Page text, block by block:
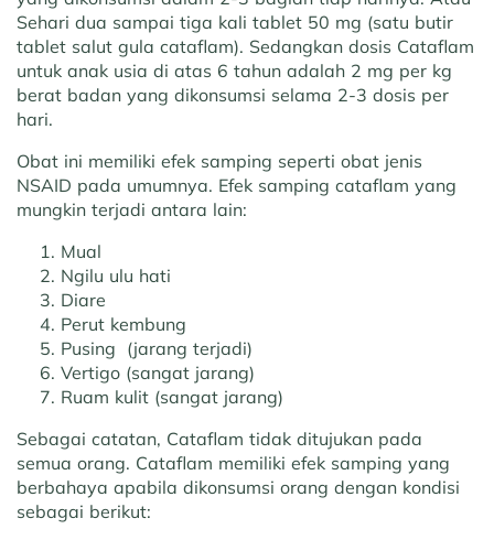
Sehari dua sampai tiga kali tablet 50 mg (satu butir
tablet salut gula cataflam). Sedangkan dosis Cataflam
untuk anak usia di atas 6 tahun adalah 2 mg per kg
berat badan yang dikonsumsi selama 2-3 dosis per
hari.
Obat ini memiliki efek samping seperti obat jenis
NSAID pada umumnya. Efek samping cataflam yang
mungkin terjadi antara lain:
Mual
Ngilu ulu hati
Diare
Perut kembung
Pusing (jarang terjadi)
Vertigo (sangat jarang)
Ruam kulit (sangat jarang)
Sebagai catatan, Cataflam tidak ditujukan pada
semua orang. Cataflam memiliki efek samping yang
berbahaya apabila dikonsumsi orang dengan kondisi
sebagai berikut: